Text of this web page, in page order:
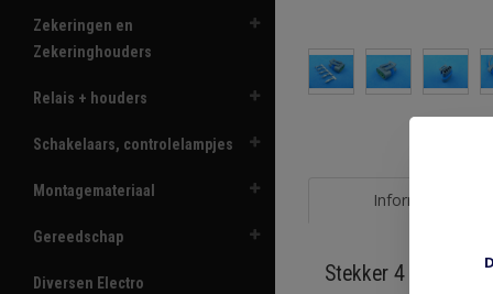
Zekeringen en
Zekeringhouders
Relais + houders
Schakelaars, controlelampjes
Montagemateriaal
Gereedschap
Diversen Electro
Informatie
Stekker 4 polig